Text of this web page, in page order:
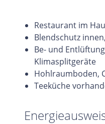
Restaurant im
Blendschutz
Be- und
Klimasplitgeräte
Hohlraumboden,
Teeküche